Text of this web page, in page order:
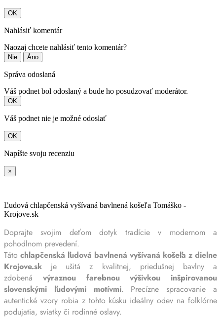
OK
Nahlásiť komentár
Naozaj chcete nahlásiť tento komentár?
Nie Áno
Správa odoslaná
Váš podnet bol odoslaný a bude ho posudzovať moderátor.
OK
Váš podnet nie je možné odoslať
OK
Napíšte svoju recenziu
×
Ľudová chlapčenská vyšívaná bavlnená košeľa Tomáško -
Krojove.sk
Doprajte svojim deťom dotyk tradície v modernom a
pohodlnom prevedení.
Táto chlapčenská ľudová bavlnená vyšívaná košeľa z dielne
Krojove.sk je ušitá z kvalitnej, priedušnej bavlny a
zdobená výraznou farebnou výšivkou inšpirovanou
slovenskými ľudovými motívmi. Precízne spracovanie a
autentické vzory robia z tohto kúsku ideálny odev na folklórne
podujatia, sviatky či rodinné oslavy.